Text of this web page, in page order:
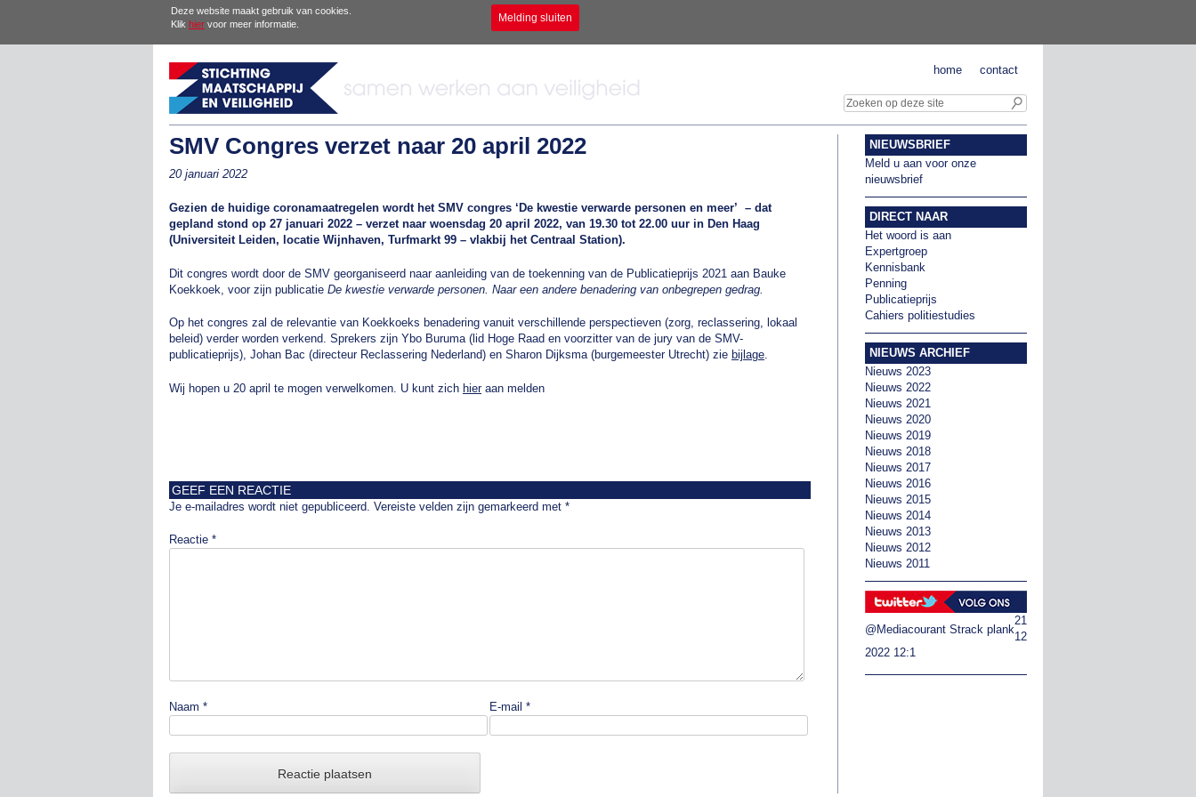
Deze website maakt gebruik van cookies.
Klik hier voor meer informatie. Melding sluiten
contact
home
SMV Congres verzet naar 20 april 2022
20 januari 2022
Gezien de huidige coronamaatregelen wordt het SMV congres ‘De kwestie verwarde personen en meer’ – dat
gepland stond op 27 januari 2022 – verzet naar woensdag 20 april 2022, van 19.30 tot 22.00 uur in Den Haag
(Universiteit Leiden, locatie Wijnhaven, Turfmarkt 99 – vlakbij het Centraal Station).
Dit congres wordt door de SMV georganiseerd naar aanleiding van de toekenning van de Publicatieprijs 2021 aan Bauke
Koekkoek, voor zijn publicatie De kwestie verwarde personen. Naar een andere benadering van onbegrepen gedrag.
Op het congres zal de relevantie van Koekkoeks benadering vanuit verschillende perspectieven (zorg, reclassering, lokaal
beleid) verder worden verkend. Sprekers zijn Ybo Buruma (lid Hoge Raad en voorzitter van de jury van de SMV-
publicatieprijs), Johan Bac (directeur Reclassering Nederland) en Sharon Dijksma (burgemeester Utrecht) zie bijlage.
Wij hopen u 20 april te mogen verwelkomen. U kunt zich hieraan melden
GEEF EEN REACTIE
Je e-mailadres wordt niet gepubliceerd. Vereiste velden zijn gemarkeerd met *
Reactie *
Naam * E-mail *
NIEUWSBRIEF
Meld u aan voor onze
nieuwsbrief
DIRECT NAAR
Het woord is aan
Expertgroep
Kennisbank
Penning
Publicatieprijs
Cahiers politiestudies
NIEUWS ARCHIEF
Nieuws 2023
Nieuws 2022
Nieuws 2021
Nieuws 2020
Nieuws 2019
Nieuws 2018
Nieuws 2017
Nieuws 2016
Nieuws 2015
Nieuws 2014
Nieuws 2013
Nieuws 2012
Nieuws 2011
@Mediacourant Strack plank
21
12
2022 12:1